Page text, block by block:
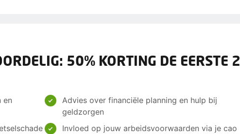
50% KORTING DE EERSTE 2
en
Advies over financiële planning en hulp bij
geldzorgen
Invloed op jouw arbeidsvoorwaarden via je cao